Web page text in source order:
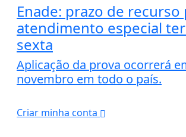
Enade: prazo de recurso
atendimento especial
sexta
Aplicação da prova ocorrerá
novembro em todo o país.
Criar minha conta